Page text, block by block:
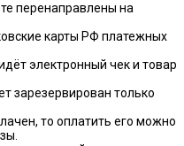
перенаправлены на
карты РФ платежных
электронный чек и товар
зарезервирован только
то оплатить его можно